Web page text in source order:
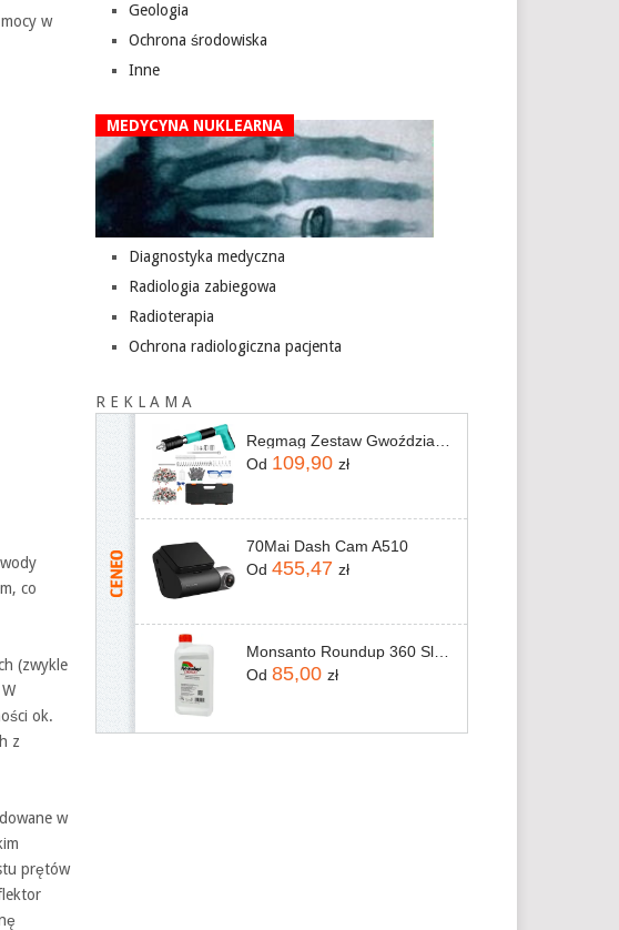
w
co
(zwykle
ok.
z
w
prętów
Geologia
Ochrona środowiska
Inne
MEDYCYNA NUKLEARNA
Diagnostyka medyczna
Radiologia zabiegowa
Radioterapia
Ochrona radiologiczna pacjenta
R E K L A M A
Od 109,90zł
70Mai Dash Cam A510
Od455,47zł
Od85,00zł